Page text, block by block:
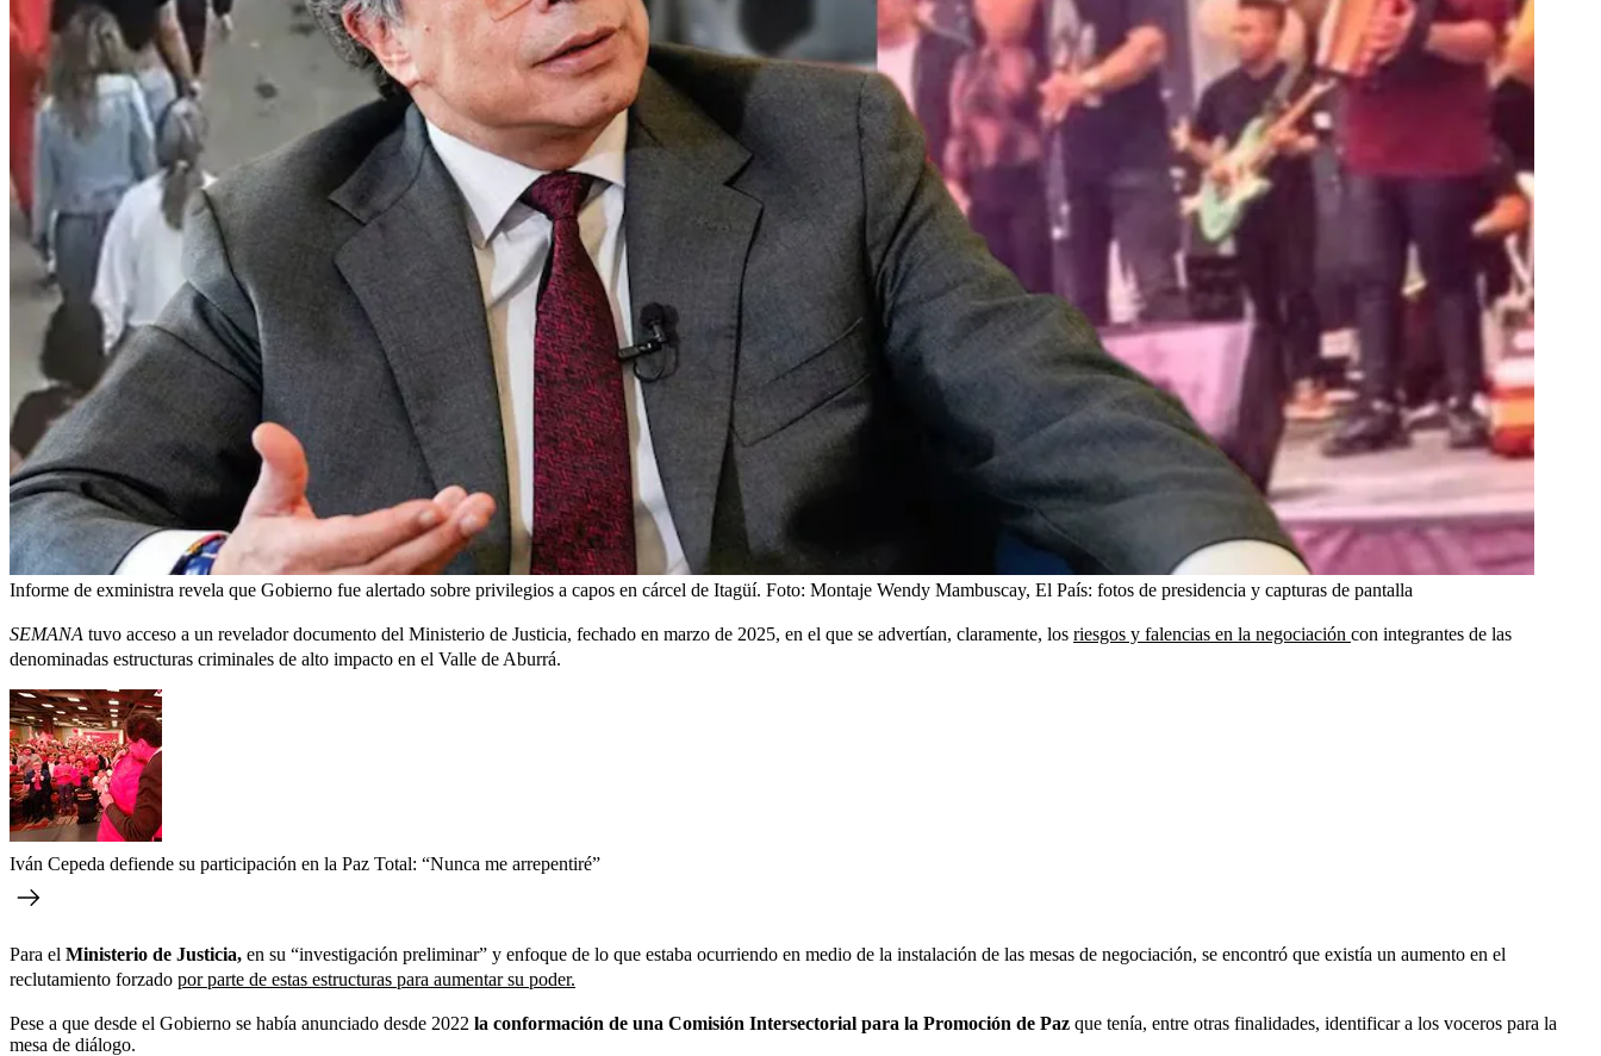
Informe de exministra revela que Gobierno fue alertado sobre privilegios a capos en cárcel de Itagüí. Foto: Montaje Wendy Mambuscay, El País: fotos de presidencia y capturas de pantalla
SEMANA tuvo acceso a un revelador documento del Ministerio de Justicia, fechado en marzo de 2025, en el que se advertían, claramente, los riesgos y falencias en la negociación con integrantes de las
denominadas estructuras criminales de alto impacto en el Valle de Aburrá.
Iván Cepeda defiende su participación en la Paz Total: “Nunca me arrepentiré”
Para el Ministerio de Justicia, en su “investigación preliminar” y enfoque de lo que estaba ocurriendo en medio de la instalación de las mesas de negociación, se encontró que existía un aumento en el
reclutamiento forzado por parte de estas estructuras para aumentar su poder.
Pese a que desde el Gobierno se había anunciado desde 2022 la conformación de una Comisión Intersectorial para la Promoción de Paz que tenía, entre otras finalidades, identificar a los voceros para la
mesa de diálogo.